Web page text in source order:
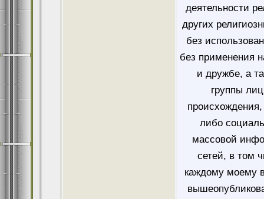
деятельности
других
без
без применения
и дружбе, а
группы
либо
массовой
сетей, в том
каждому моему